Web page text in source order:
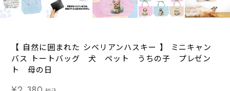
【 自然に囲まれた シベリアンハスキー 】 ミニキャン
バス トートバッグ 犬 ペット うちの子 プレゼン
ト 母の日